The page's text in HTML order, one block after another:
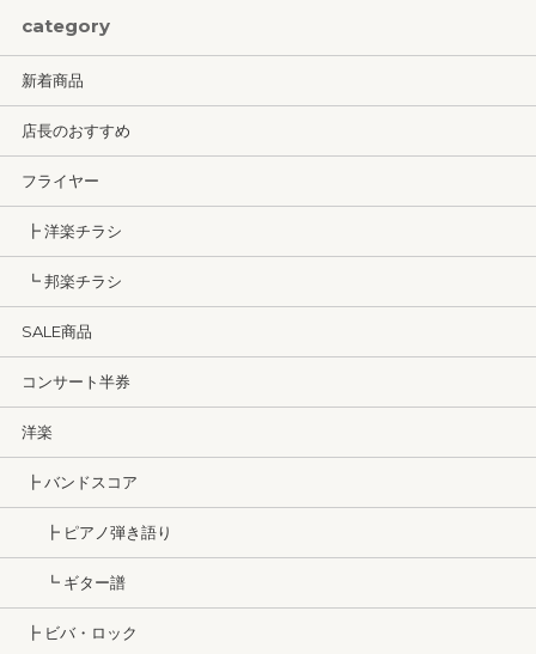
category
新着商品
店長のおすすめ
フライヤー
┣ 洋楽チラシ
┗ 邦楽チラシ
SALE商品
コンサート半券
洋楽
┣ バンドスコア
┣ ピアノ弾き語り
┗ ギター譜
┣ ビバ・ロック